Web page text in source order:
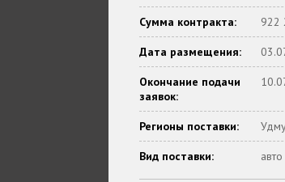
Сумма контракта: 922
Дата размещения:
Окончание подачи
заявок:
Регионы поставки:
Вид поставки: авто